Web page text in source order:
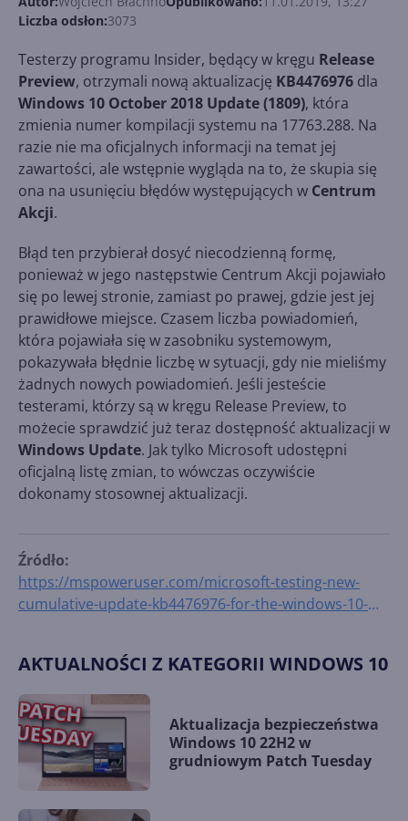
Liczba odsłon:3073
Testerzy programu Insider, będący w kręgu Release
Preview, otrzymali nową aktualizację KB4476976 dla
Windows 10 October 2018 Update (1809), która
zmienia numer kompilacji systemu na 17763.288. Na
razie nie ma oficjalnych informacji na temat jej
zawartości, ale wstępnie wygląda na to, że skupia się
ona na usunięciu błędów występujących w Centrum
Akcji.
Błąd ten przybierał dosyć niecodzienną formę,
ponieważ w jego następstwie Centrum Akcji pojawiało
się po lewej stronie, zamiast po prawej, gdzie jest jej
prawidłowe miejsce. Czasem liczba powiadomień,
która pojawiała się w zasobniku systemowym,
pokazywała błędnie liczbę w sytuacji, gdy nie mieliśmy
żadnych nowych powiadomień. Jeśli jesteście
testerami, którzy są w kręgu Release Preview, to
możecie sprawdzić już teraz dostępność aktualizacji w
Windows Update. Jak tylko Microsoft udostępni
oficjalną listę zmian, to wówczas oczywiście
dokonamy stosownej aktualizacji.
Źródło:
https://mspoweruser.com/microsoft-testing-new-
cumulative-update-kb4476976-for-the-windows-10-
AKTUALNOŚCI Z KATEGORII WINDOWS 10
Aktualizacja bezpieczeństwa
Windows 10 22H2 w
grudniowym Patch Tuesday